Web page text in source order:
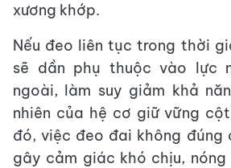
xương khớp.
Nếu đeo liên tục trong thời
sẽ dần phụ thuộc vào lực
ngoài, làm suy giảm khả
nhiên của hệ cơ giữ vững
đó, việc đeo đai không đúng
gây cảm giác khó chịu,